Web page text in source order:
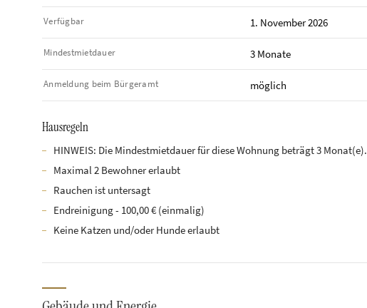
Verfügbar 1. November 2026
Mindestmietdauer 3 Monate
Anmeldung beim Bürgeramt möglich
Hausregeln
HINWEIS: Die Mindestmietdauer für diese Wohnung beträgt 3 Monat(e).
Maximal 2 Bewohner erlaubt
Rauchen ist untersagt
Endreinigung - 100,00 € (einmalig)
Keine Katzen und/oder Hunde erlaubt